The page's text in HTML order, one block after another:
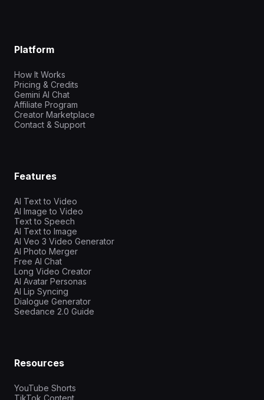
Platform
How It Works
Pricing & Credits
Gemini AI Chat
Affiliate Program
Creator Marketplace
Contact & Support
Features
AI Text to Video
AI Image to Video
Text to Speech
AI Text to Image
AI Veo 3 Video Generator
AI Photo Merger
Free AI Chat
Long Video Creator
AI Avatar Personas
AI Lip Syncing
Dialogue Generator
Seedance 2.0 Guide
Resources
YouTube Shorts